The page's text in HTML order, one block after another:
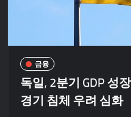
금융
독일, 2분기 GDP 성
경기 침체 우려 심화